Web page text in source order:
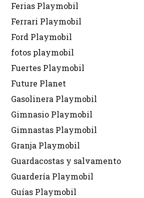
Ferias Playmobil
Ferrari Playmobil
Ford Playmobil
fotos playmobil
Fuertes Playmobil
Future Planet
Gasolinera Playmobil
Gimnasio Playmobil
Gimnastas Playmobil
Granja Playmobil
Guardacostas y salvamento
Guardería Playmobil
Guías Playmobil